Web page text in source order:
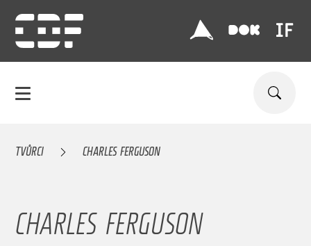
TVŮRCI CHARLES FERGUSON
CHARLES FERGUSON